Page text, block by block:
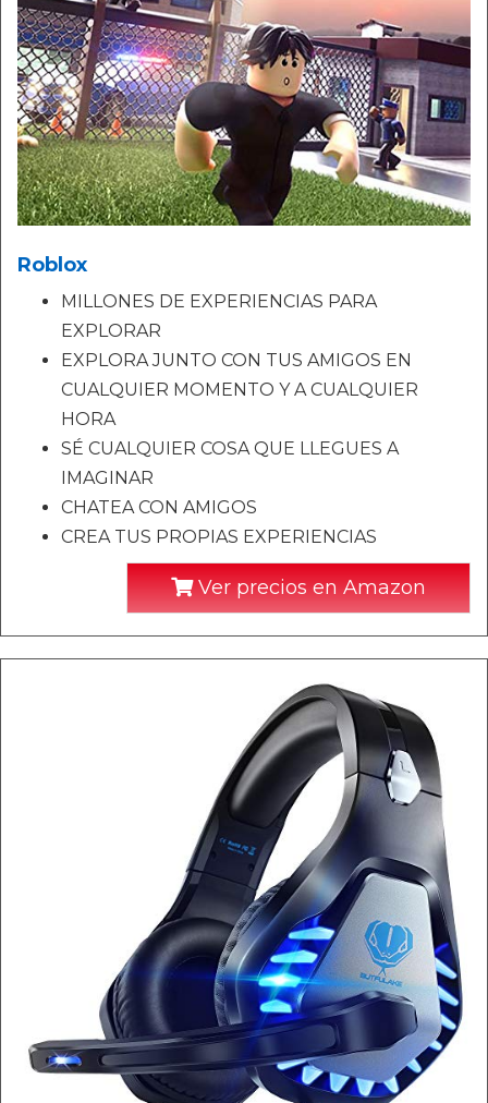
Roblox
MILLONES DE EXPERIENCIAS PARA
EXPLORAR
EXPLORA JUNTO CON TUS AMIGOS EN
CUALQUIER MOMENTO Y A CUALQUIER
HORA
SÉ CUALQUIER COSA QUE LLEGUES A
IMAGINAR
CHATEA CON AMIGOS
CREA TUS PROPIAS EXPERIENCIAS
Ver precios en Amazon